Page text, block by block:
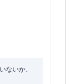
ないか、